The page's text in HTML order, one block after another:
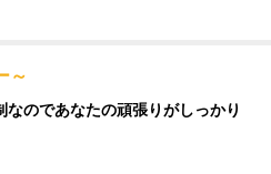
中です🚨
～
のであなたの頑張りがしっかり